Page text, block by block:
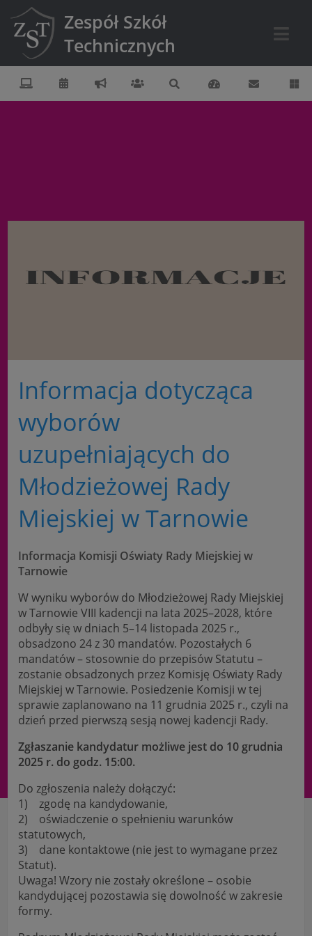
Zespół Szkół
Technicznych
Informacja dotycząca
wyborów
uzupełniających do
Młodzieżowej Rady
Miejskiej w Tarnowie
Informacja Komisji Oświaty Rady Miejskiej w
Tarnowie
W wyniku wyborów do Młodzieżowej Rady Miejskiej
w Tarnowie VIII kadencji na lata 2025–2028, które
odbyły się w dniach 5–14 listopada 2025 r.,
obsadzono 24 z 30 mandatów. Pozostałych 6
mandatów – stosownie do przepisów Statutu –
zostanie obsadzonych przez Komisję Oświaty Rady
Miejskiej w Tarnowie. Posiedzenie Komisji w tej
sprawie zaplanowano na 11 grudnia 2025 r., czyli na
dzień przed pierwszą sesją nowej kadencji Rady.
Zgłaszanie kandydatur możliwe jest do 10 grudnia
2025 r. do godz. 15:00.
Do zgłoszenia należy dołączyć:
1) zgodę na kandydowanie,
2) oświadczenie o spełnieniu warunków
statutowych,
3) dane kontaktowe (nie jest to wymagane przez
Statut).
Uwaga! Wzory nie zostały określone – osobie
kandydującej pozostawia się dowolność w zakresie
formy.